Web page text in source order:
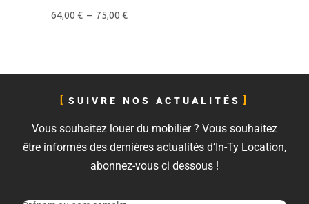
64,00 € – 75,00 €
SUIVRE NOS ACTUALITÉS
Vous souhaitez louer du mobilier ? Vous souhaitez
être informés des dernières actualités d’In-Ty Location,
abonnez-vous ci dessous !